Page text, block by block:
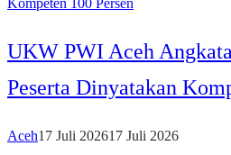
UKW PWI Aceh
Peserta Dinyatakan
Aceh17 Juli 202617 Juli 2026